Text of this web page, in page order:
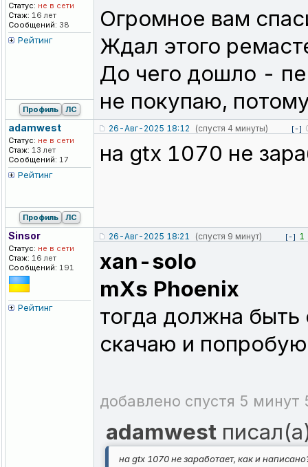
Статус: не в сети
Стаж: 16 лет
Сообщений: 38
Рейтинг
Огромное вам
Ждал этого
До чего дошло -
не покупаю,
Профиль ЛС
adamwest
Статус: не в сети
Стаж: 13 лет
Сообщений: 17
Рейтинг
26-Авг-2025 18:12 (спустя 4 минуты) [-]
на gtx 1070 не
Профиль ЛС
Sinsor
Статус: не в сети
Стаж: 16 лет
Сообщений: 191
Рейтинг
26-Авг-2025 18:21 (спустя 9 минут) [-] 1
xan-solo
mXs Phoenix
тогда должна быть
скачаю и
добавлено спустя 5 минут
adamwest
на gtx 1070 не заработает, как и